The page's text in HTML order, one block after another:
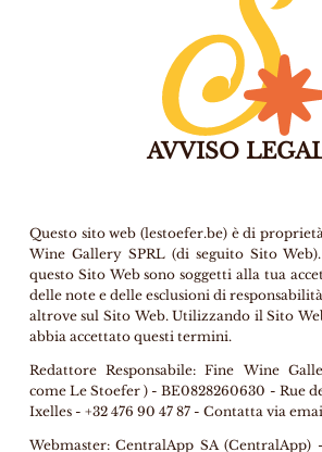
AVVISO
Questo sito web (lestoefer.be) è di
Wine Gallery SPRL (di seguito Sito
questo Sito Web sono soggetti alla tua
delle note e delle esclusioni di
altrove sul Sito Web. Utilizzando il Sito
abbia accettato questi termini.
Redattore Responsabile: Fine Wine
come Le Stoefer ) - BE0828260630 - Rue
Ixelles - +32 476 90 47 87 - Contatta via
Webmaster:CentralApp SA (CentralApp)